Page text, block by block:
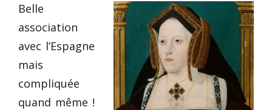
Belle
association
avec l’Espagne
mais
compliquée
quand même !